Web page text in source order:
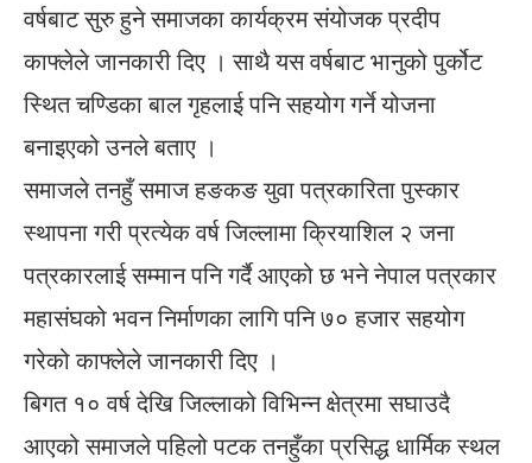
वर्षबाट सुरु हुने समाजका कार्यक्रम संयोजक प्रदीप
काफ्लेले जानकारी दिए । साथै यस वर्षबाट भानुको पुर्कोट
स्थित चण्डिका बाल गृहलाई पनि सहयोग गर्ने योजना
बनाइएको उनले बताए ।
समाजले तनहुँ समाज हङकङ युवा पत्रकारिता पुस्कार
स्थापना गरी प्रत्येक वर्ष जिल्लामा क्रियाशिल २ जना
पत्रकारलाई सम्मान पनि गर्दै आएको छ भने नेपाल पत्रकार
महासंघको भवन निर्माणका लागि पनि ७० हजार सहयोग
गरेको काफ्लेले जानकारी दिए ।
बिगत १० वर्ष देखि जिल्लाको विभिन्न क्षेत्रमा सघाउदै
आएको समाजले पहिलो पटक तनहुँका प्रसिद्ध धार्मिक स्थल